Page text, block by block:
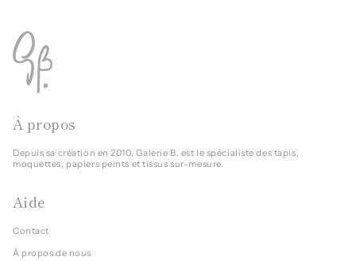
À propos
Depuis sa création en 2010, Galerie B. est le spécialiste des tapis,
moquettes, papiers peints et tissus sur-mesure.
Aide
Contact
À propos de nous